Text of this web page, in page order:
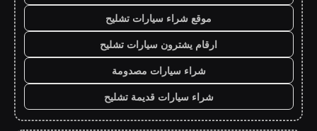
موقع شراء سيارات تشليح
ارقام يشترون سيارات تشليح
شراء سيارات مصدومة
شراء سيارات قديمة تشليح